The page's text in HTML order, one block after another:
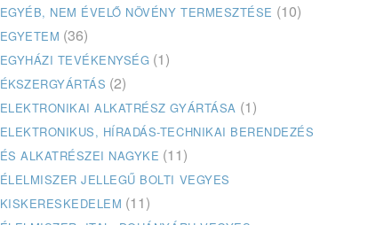
EGYÉB, NEM ÉVELŐ NÖVÉNY TERMESZTÉSE (10)
EGYETEM (36)
EGYHÁZI TEVÉKENYSÉG (1)
ÉKSZERGYÁRTÁS (2)
ELEKTRONIKAI ALKATRÉSZ GYÁRTÁSA (1)
ELEKTRONIKUS, HÍRADÁS-TECHNIKAI BERENDEZÉS
ÉS ALKATRÉSZEI NAGYKE (11)
ÉLELMISZER JELLEGŰ BOLTI VEGYES
KISKERESKEDELEM (11)